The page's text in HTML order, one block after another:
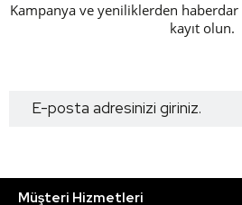
Kampanya ve yeniliklerden
kayıt olun.
Müşteri Hizmetleri